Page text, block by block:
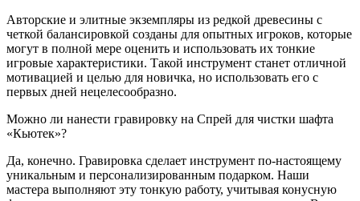
Авторские и элитные экземпляры из редкой древесины с
четкой балансировкой созданы для опытных игроков, которые
могут в полной мере оценить и использовать их тонкие
игровые характеристики. Такой инструмент станет отличной
мотивацией и целью для новичка, но использовать его с
первых дней нецелесообразно.
Можно ли нанести гравировку на Спрей для чистки шафта
«Кьютек»?
Да, конечно. Гравировка сделает инструмент по-настоящему
уникальным и персонализированным подарком. Наши
мастера выполняют эту тонкую работу, учитывая конусную